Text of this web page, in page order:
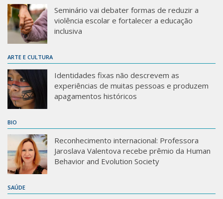
Seminário vai debater formas de reduzir a
violência escolar e fortalecer a educação
inclusiva
ARTE E CULTURA
Identidades fixas não descrevem as
experiências de muitas pessoas e produzem
apagamentos históricos
BIO
Reconhecimento internacional: Professora
Jaroslava Valentova recebe prêmio da Human
Behavior and Evolution Society
SAÚDE